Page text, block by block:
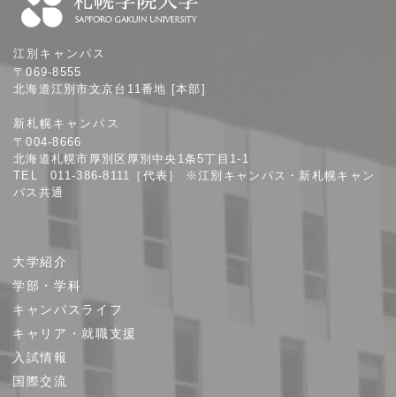
幌
学
大
学
江別キャンパス
〒069-8555
北海道江別市文京台11番地 [本部]
新札幌キャンパス
〒004-8666
北海道札幌市厚別区厚別中央1条5丁目1-1
TEL 011-386-8111［代表］ ※江別キャンパス・新札幌キャン
パス共通
ト
プ
大学紹介
学部・学科
キャンパスライフ
キャリア・就職支援
入試情報
国際交流